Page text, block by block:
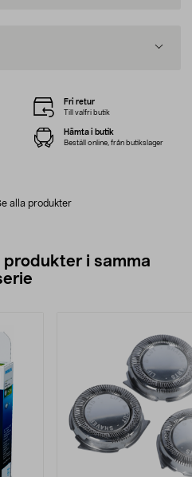
alla produkter
Fri retur
Till valfri butik
Hämta i butik
Beställ online, från butikslager
produkter i samma